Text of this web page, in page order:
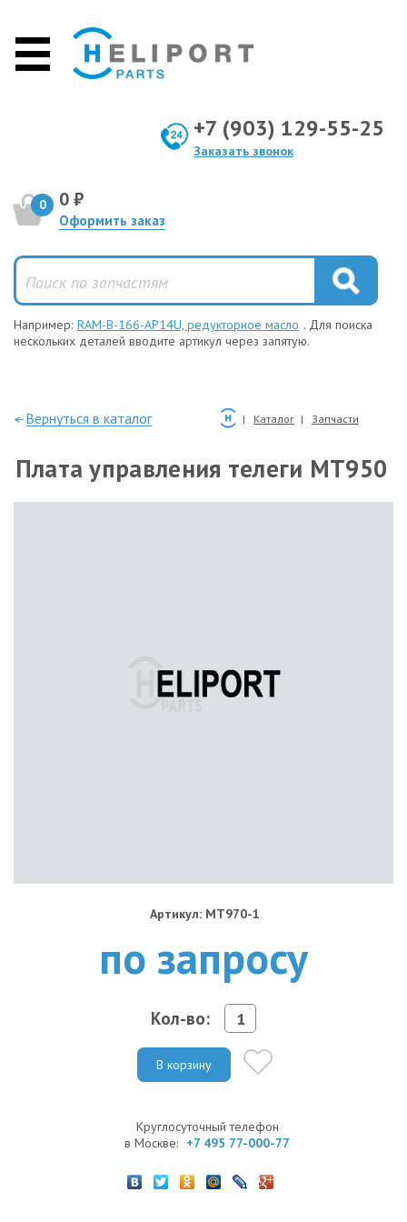
+7 (903) 129-55-25
Заказать звонок
0 0 ₽
Оформить заказ
Например: RAM-B-166-AP14U, редукторное масло . Для поиска
нескольких деталей вводите артикул через запятую.
—Вернуться в каталог Каталог Запчасти
Плата управления телеги MT950
Артикул: MT970-1
по запросу
Кол-во:
В корзину
Круглосуточный телефон
в Москве: +7 495 77-000-77